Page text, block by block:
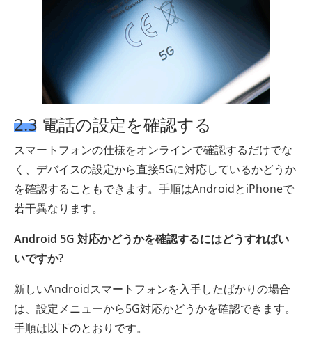
2.3 電話の設定を確認する
スマートフォンの仕様をオンラインで確認するだけでな
く、デバイスの設定から直接5Gに対応しているかどうか
を確認することもできます。手順はAndroidとiPhoneで
若干異なります。
Android 5G 対応かどうかを確認するにはどうすればい
いですか?
新しいAndroidスマートフォンを入手したばかりの場合
は、設定メニューから5G対応かどうかを確認できます。
手順は以下のとおりです。